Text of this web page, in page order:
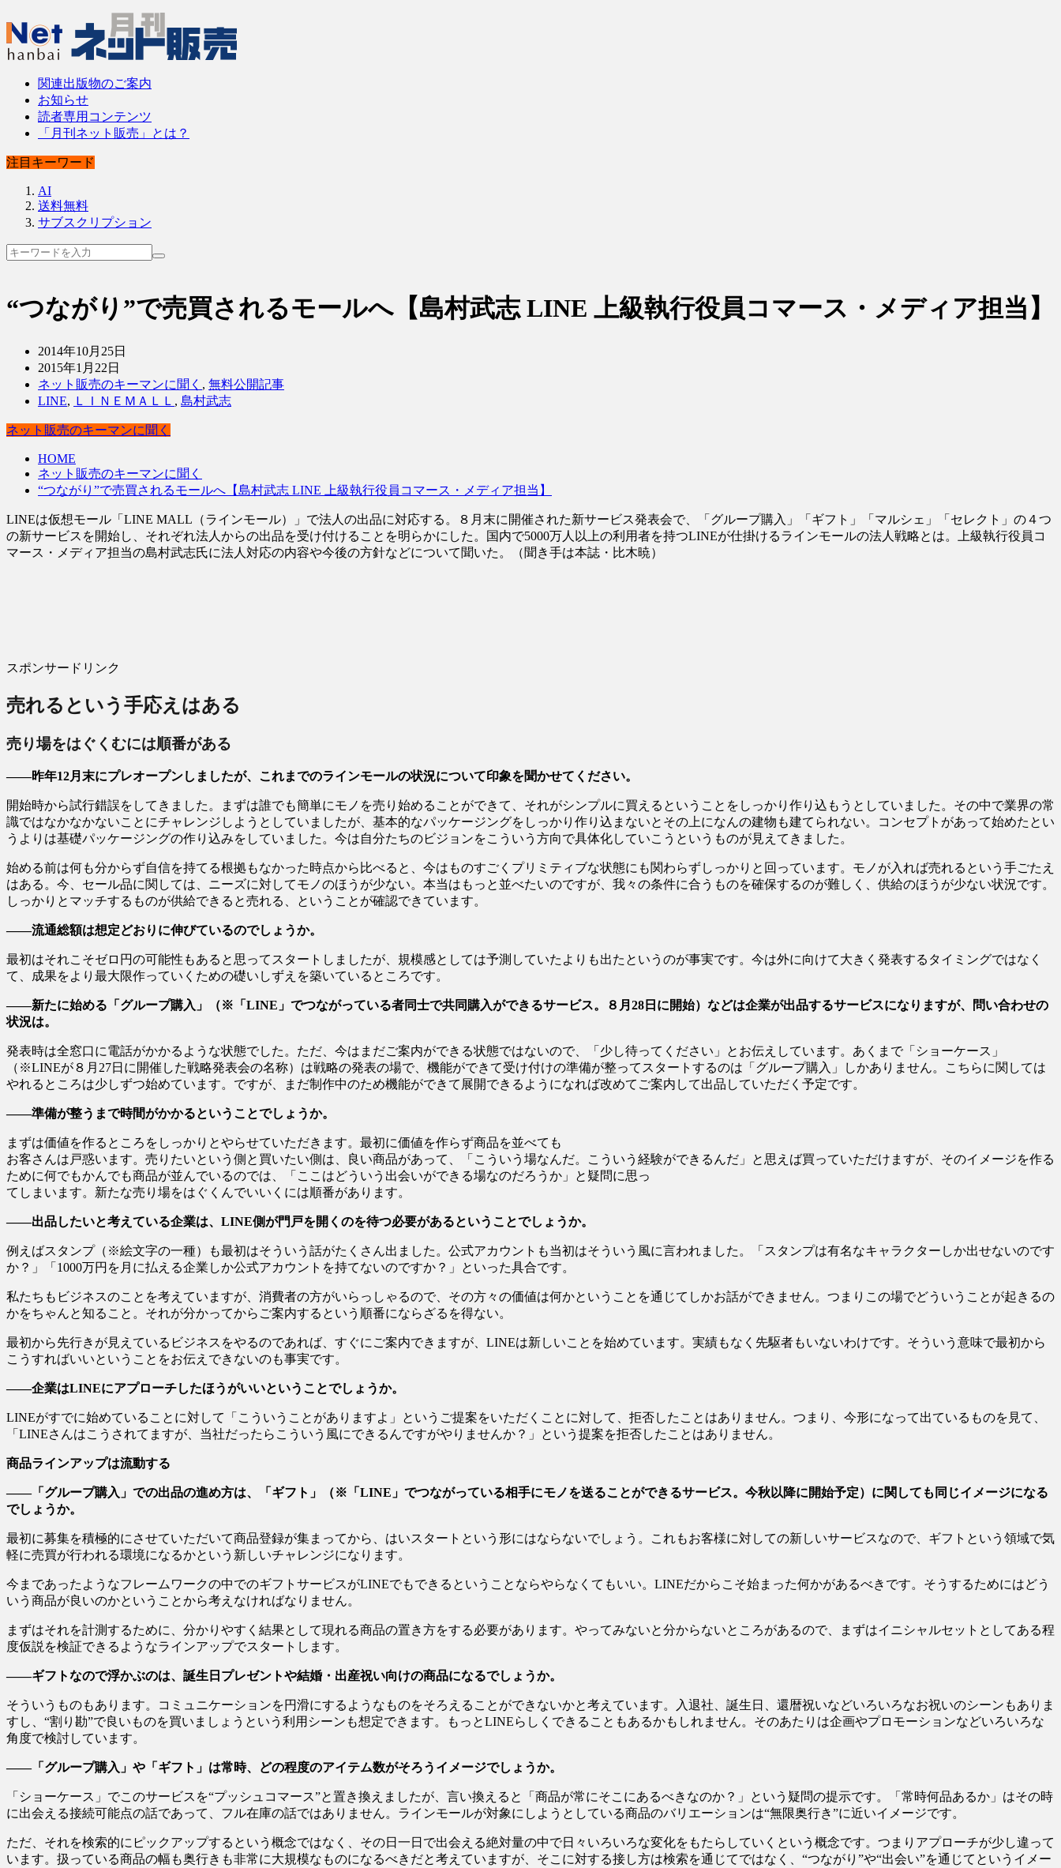
関連出版物のご案内
お知らせ
読者専用コンテンツ
「月刊ネット販売」とは？
注目キーワード
AI
送料無料
サブスクリプション
“つながり”で売買されるモールへ【島村武志 LINE 上級執行役員コマース・メディア担当】
2014年10月25日
2015年1月22日
ネット販売のキーマンに聞く , 無料公開記事
LINE, ＬＩＮＥＭＡＬＬ , 島村武志
ネット販売のキーマンに聞く
HOME
ネット販売のキーマンに聞く
“つながり”で売買されるモールへ【島村武志 LINE 上級執行役員コマース・メディア担当】
LINEは仮想モール「LINE MALL（ラインモール）」で法人の出品に対応する。８月末に開催された新サービス発表会で、「グループ購入」「ギフト」「マルシェ」「セレクト」の４つ
の新サービスを開始し、それぞれ法人からの出品を受け付けることを明らかにした。国内で5000万人以上の利用者を持つLINEが仕掛けるラインモールの法人戦略とは。上級執行役員コ
マース・メディア担当の島村武志氏に法人対応の内容や今後の方針などについて聞いた。（聞き手は本誌・比木暁）
スポンサードリンク
売れるという手応えはある
売り場をはぐくむには順番がある
――昨年12月末にプレオープンしましたが、これまでのラインモールの状況について印象を聞かせてください。
開始時から試行錯誤をしてきました。まずは誰でも簡単にモノを売り始めることができて、それがシンプルに買えるということをしっかり作り込もうとしていました。その中で業界の常
識ではなかなかないことにチャレンジしようとしていましたが、基本的なパッケージングをしっかり作り込まないとその上になんの建物も建てられない。コンセプトがあって始めたとい
うよりは基礎パッケージングの作り込みをしていました。今は自分たちのビジョンをこういう方向で具体化していこうというものが見えてきました。
始める前は何も分からず自信を持てる根拠もなかった時点から比べると、今はものすごくプリミティブな状態にも関わらずしっかりと回っています。モノが入れば売れるという手ごたえ
はある。今、セール品に関しては、ニーズに対してモノのほうが少ない。本当はもっと並べたいのですが、我々の条件に合うものを確保するのが難しく、供給のほうが少ない状況です。
しっかりとマッチするものが供給できると売れる、ということが確認できています。
――流通総額は想定どおりに伸びているのでしょうか。
最初はそれこそゼロ円の可能性もあると思ってスタートしましたが、規模感としては予測していたよりも出たというのが事実です。今は外に向けて大きく発表するタイミングではなく
て、成果をより最大限作っていくための礎いしずえを築いているところです。
――新たに始める「グループ購入」（※「LINE」でつながっている者同士で共同購入ができるサービス。８月28日に開始）などは企業が出品するサービスになりますが、問い合わせの
状況は。
発表時は全窓口に電話がかかるような状態でした。ただ、今はまだご案内ができる状態ではないので、「少し待ってください」とお伝えしています。あくまで「ショーケース」
（※LINEが８月27日に開催した戦略発表会の名称）は戦略の発表の場で、機能ができて受け付けの準備が整ってスタートするのは「グループ購入」しかありません。こちらに関しては
やれるところは少しずつ始めています。ですが、まだ制作中のため機能ができて展開できるようになれば改めてご案内して出品していただく予定です。
――準備が整うまで時間がかかるということでしょうか。
まずは価値を作るところをしっかりとやらせていただきます。最初に価値を作らず商品を並べても
お客さんは戸惑います。売りたいという側と買いたい側は、良い商品があって、「こういう場なんだ。こういう経験ができるんだ」と思えば買っていただけますが、そのイメージを作る
ために何でもかんでも商品が並んでいるのでは、「ここはどういう出会いができる場なのだろうか」と疑問に思っ
てしまいます。新たな売り場をはぐくんでいいくには順番があります。
――出品したいと考えている企業は、LINE側が門戸を開くのを待つ必要があるということでしょうか。
例えばスタンプ（※絵文字の一種）も最初はそういう話がたくさん出ました。公式アカウントも当初はそういう風に言われました。「スタンプは有名なキャラクターしか出せないのです
か？」「1000万円を月に払える企業しか公式アカウントを持てないのですか？」といった具合です。
私たちもビジネスのことを考えていますが、消費者の方がいらっしゃるので、その方々の価値は何かということを通じてしかお話ができません。つまりこの場でどういうことが起きるの
かをちゃんと知ること。それが分かってからご案内するという順番にならざるを得ない。
最初から先行きが見えているビジネスをやるのであれば、すぐにご案内できますが、LINEは新しいことを始めています。実績もなく先駆者もいないわけです。そういう意味で最初から
こうすればいいということをお伝えできないのも事実です。
――企業はLINEにアプローチしたほうがいいということでしょうか。
LINEがすでに始めていることに対して「こういうことがありますよ」というご提案をいただくことに対して、拒否したことはありません。つまり、今形になって出ているものを見て、
「LINEさんはこうされてますが、当社だったらこういう風にできるんですがやりませんか？」という提案を拒否したことはありません。
商品ラインアップは流動する
――「グループ購入」での出品の進め方は、「ギフト」（※「LINE」でつながっている相手にモノを送ることができるサービス。今秋以降に開始予定）に関しても同じイメージになる
でしょうか。
最初に募集を積極的にさせていただいて商品登録が集まってから、はいスタートという形にはならないでしょう。これもお客様に対しての新しいサービスなので、ギフトという領域で気
軽に売買が行われる環境になるかという新しいチャレンジになります。
今まであったようなフレームワークの中でのギフトサービスがLINEでもできるということならやらなくてもいい。LINEだからこそ始まった何かがあるべきです。そうするためにはどう
いう商品が良いのかということから考えなければなりません。
まずはそれを計測するために、分かりやすく結果として現れる商品の置き方をする必要があります。やってみないと分からないところがあるので、まずはイニシャルセットとしてある程
度仮説を検証できるようなラインアップでスタートします。
――ギフトなので浮かぶのは、誕生日プレゼントや結婚・出産祝い向けの商品になるでしょうか。
そういうものもあります。コミュニケーションを円滑にするようなものをそろえることができないかと考えています。入退社、誕生日、還暦祝いなどいろいろなお祝いのシーンもありま
すし、“割り勘”で良いものを買いましょうという利用シーンも想定できます。もっとLINEらしくできることもあるかもしれません。そのあたりは企画やプロモーションなどいろいろな
角度で検討しています。
――「グループ購入」や「ギフト」は常時、どの程度のアイテム数がそろうイメージでしょうか。
「ショーケース」でこのサービスを“プッシュコマース”と置き換えましたが、言い換えると「商品が常にそこにあるべきなのか？」という疑問の提示です。「常時何品あるか」はその時
に出会える接続可能点の話であって、フル在庫の話ではありません。ラインモールが対象にしようとしている商品のバリエーションは“無限奥行き”に近いイメージです。
ただ、それを検索的にピックアップするという概念ではなく、その日一日で出会える絶対量の中で日々いろいろな変化をもたらしていくという概念です。つまりアプローチが少し違って
います。扱っている商品の幅も奥行きも非常に大規模なものになるべきだと考えていますが、そこに対する接し方は検索を通じてではなく、“つながり”や“出会い”を通じてというイメー